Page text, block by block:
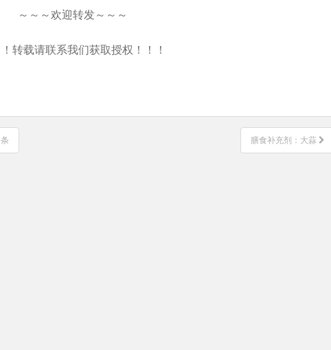
～～～欢迎转发～～～
！转载请联系我们获取授权！！！
膳食补充剂：大蒜